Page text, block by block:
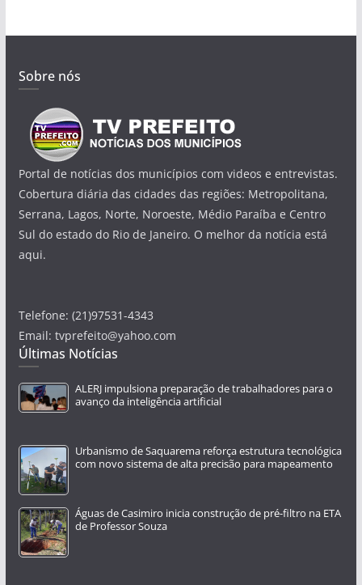
Sobre nós
Portal de notícias dos municípios com videos e entrevistas.
Cobertura diária das cidades das regiões: Metropolitana,
Serrana, Lagos, Norte, Noroeste, Médio Paraíba e Centro
Sul do estado do Rio de Janeiro. O melhor da notícia está
aqui.
Telefone: (21)97531-4343
Email: tvprefeito@yahoo.com
Últimas Notícias
ALERJ impulsiona preparação de trabalhadores para o
avanço da inteligência artificial
Urbanismo de Saquarema reforça estrutura tecnológica
com novo sistema de alta precisão para mapeamento
Águas de Casimiro inicia construção de pré-filtro na ETA
de Professor Souza